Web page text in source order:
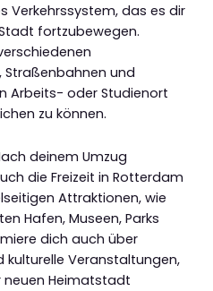
das es dir
fortzubewegen.
Straßenbahnen und
Arbeits- oder Studienort
zu können.
deinem Umzug
die Freizeit in Rotterdam
Attraktionen, wie
Hafen, Museen, Parks
dich auch über
Veranstaltungen,
neuen Heimatstadt